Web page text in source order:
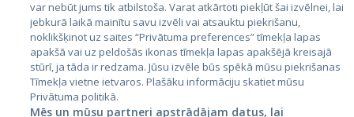
var nebūt jums tik atbilstoša. Varat atkārtoti piekļūt šai izvēlnei, lai
jebkurā laikā mainītu savu izvēli vai atsauktu piekrišanu,
noklikšķinot uz saites “Privātuma preferences” tīmekļa lapas
apakšā vai uz peldošās ikonas tīmekļa lapas apakšējā kreisajā
stūrī, ja tāda ir redzama. Jūsu izvēle būs spēkā mūsu piekrišanas
Tīmekļa vietne ietvaros. Plašāku informāciju skatiet mūsu
Privātuma politikā.
Mēs un mūsu partneri apstrādājam datus, lai